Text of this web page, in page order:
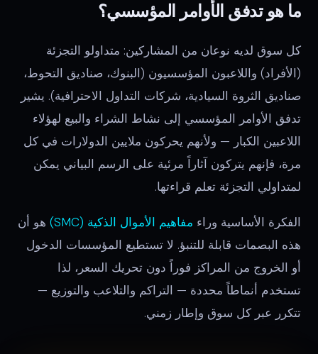
ما هو تدفق الأوامر المؤسسي؟
كل سوق لديه نوعان من المشاركين: متداولو التجزئة
(الأفراد) واللاعبون المؤسسيون (البنوك، صناديق التحوط،
صناديق الثروة السيادية، شركات التداول الاحترافية). يشير
تدفق الأوامر المؤسسي إلى نشاط الشراء والبيع لهؤلاء
اللاعبين الكبار — ولأنهم يحركون ملايين الدولارات في كل
مرة، فإنهم يتركون آثاراً مرئية على الرسم البياني يمكن
لمتداولي التجزئة تعلم قراءتها.
الفكرة الأساسية وراء مفاهيم الأموال الذكية (SMC)
هو أن
هذه البصمات قابلة للتنبؤ. لا تستطيع المؤسسات الدخول
أو الخروج من المراكز فوراً دون تحريك السعر، لذا
تستخدم أنماطاً محددة — التراكم والتلاعب والتوزيع —
تتكرر عبر كل سوق وإطار زمني.